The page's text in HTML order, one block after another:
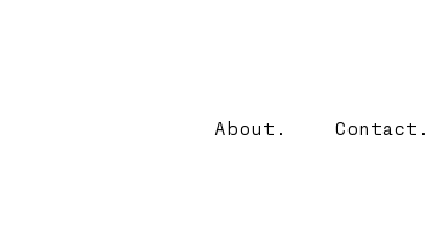
About. Contact.